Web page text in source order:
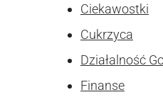
Ciekawostki
Cukrzyca
Działalność
Finanse